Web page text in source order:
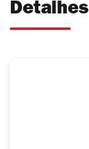
Detalhes